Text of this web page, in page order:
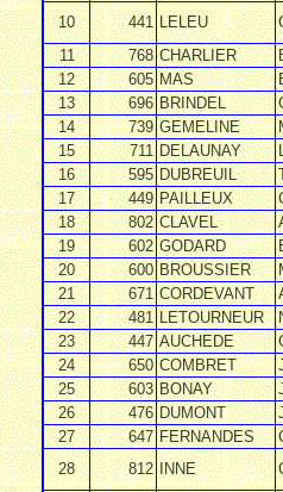
10
441 LELEU
11
768 CHARLIER
12
605 MAS
13
696 BRINDEL
14
739 GEMELINE
15
711 DELAUNAY
16
595 DUBREUIL
17
449 PAILLEUX
18
802 CLAVEL
19
602 GODARD
20
600 BROUSSIER
21
671 CORDEVANT
22
481 LETOURNEUR
23
447 AUCHEDE
24
650 COMBRET
25
603 BONAY
26
476 DUMONT
27
647 FERNANDES
28
812 INNE